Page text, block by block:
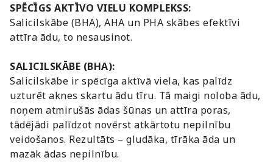
SPĒCĪGS AKTĪVO VIELU KOMPLEKSS:
Salicilskābe (BHA), AHA un PHA skābes efektīvi
attīra ādu, to nesausinot.
SALICILSKĀBE (BHA):
Salicilskābe ir spēcīga aktīvā viela, kas palīdz
uzturēt aknes skartu ādu tīru. Tā maigi noloba ādu,
noņem atmirušās ādas šūnas un attīra poras,
tādējādi palīdzot novērst atkārtotu nepilnību
veidošanos. Rezultāts – gludāka, tīrāka āda un
mazāk ādas nepilnību.